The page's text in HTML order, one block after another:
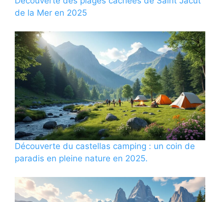
de la Mer en 2025
Découverte du castellas camping : un coin de
paradis en pleine nature en 2025.